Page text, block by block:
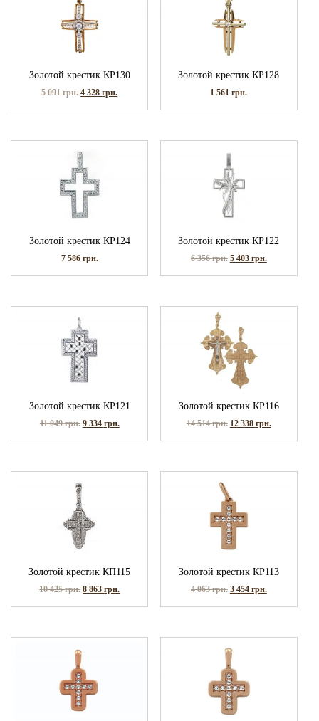
Золотой крестик КР130
5 091грн. 4 328грн.
Золотой крестик КР128
1 561грн.
Золотой крестик КР124
7 586 грн.
Золотой крестик КР122
6 356грн. 5 403 грн.
Золотой крестик КР121
11 049грн. 9 334 грн.
Золотой крестик КР116
14 514грн. 12 338 грн.
Золотой крестик КП115
10 425грн. 8 863грн.
Золотой крестик КР113
4 063грн. 3 454 грн.